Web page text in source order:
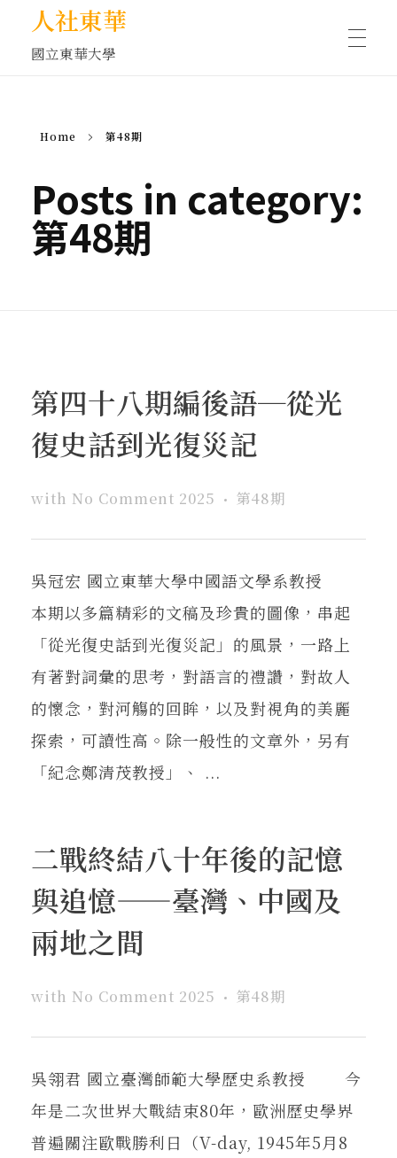
人社東華
國立東華大學
文化沙龍
在地實踐
東華風景
Home 第48期
Posts in category:
第48期
第四十八期編後語─從光
復史話到光復災記
with No Comment 2025 第48期
吳冠宏 國立東華大學中國語文學系教授
本期以多篇精彩的文稿及珍貴的圖像，串起
「從光復史話到光復災記」的風景，一路上
有著對詞彙的思考，對語言的禮讚，對故人
的懷念，對河觴的回眸，以及對視角的美麗
探索，可讀性高。除一般性的文章外，另有
「紀念鄭清茂教授」、 ...
二戰終結八十年後的記憶
與追憶——臺灣、中國及
兩地之間
with No Comment 2025 第48期
吳翎君 國立臺灣師範大學歷史系教授 今
年是二次世界大戰結束80年，歐洲歷史學界
普遍關注歐戰勝利日（V-day, 1945年5月8